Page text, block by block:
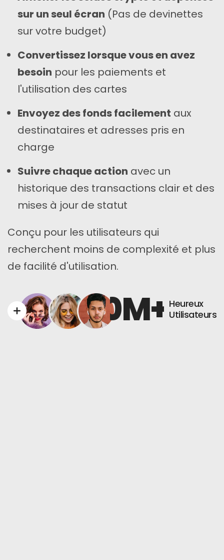
sur un seul écran (Pas de devinettes
sur votre budget)
Convertissez lorsque vous en avez
besoin pour les paiements et
l'utilisation des cartes
Envoyez des fonds facilement aux
destinataires et adresses pris en
charge
Suivre chaque action avec un
historique des transactions clair et des
mises à jour de statut
Conçu pour les utilisateurs qui
recherchent moins de complexité et plus
de facilité d'utilisation.
0M+ Heureux
Utilisateurs